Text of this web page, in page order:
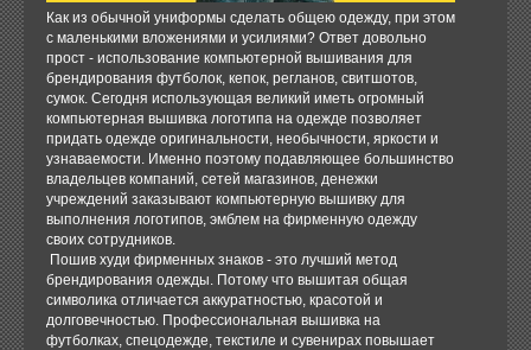
Как из обычной униформы сделать общею одежду, при этом
с маленькими вложениями и усилиями? Ответ довольно
прост - использование компьютерной вышивания для
брендирования футболок, кепок, регланов, свитшотов,
сумок. Сегодня использующая великий иметь огромный
компьютерная вышивка логотипа на одежде позволяет
придать одежде оригинальности, необычности, яркости и
узнаваемости. Именно поэтому подавляющее большинство
владельцев компаний, сетей магазинов, денежки
учреждений заказывают компьютерную вышивку для
выполнения логотипов, эмблем на фирменную одежду
своих сотрудников.
Пошив худи фирменных знаков - это лучший метод
брендирования одежды. Потому что вышитая общая
символика отличается аккуратностью, красотой и
долговечностью. Профессиональная вышивка на
футболках, спецодежде, текстиле и сувенирах повышает